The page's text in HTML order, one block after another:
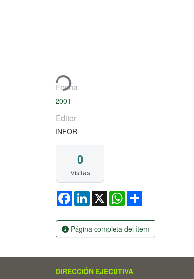
Cargando...
Fecha
2001
Editor
INFOR
0
Visitas
FacebookLinkedIn
X WhatsApp
Página completa del ítem
DIRECCIÓN EJECUTIVA